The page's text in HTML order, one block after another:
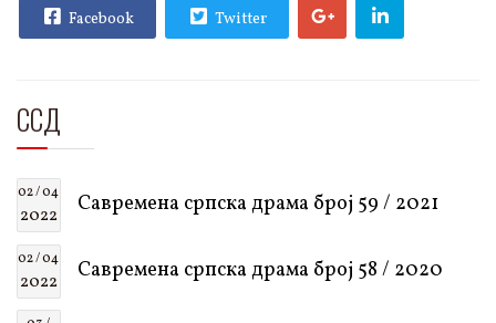
Facebook Twitter
ССД
02 / 04
2022 Савремена српска драма број 59 / 2021
02 / 04
2022 Савремена српска драма број 58 / 2020